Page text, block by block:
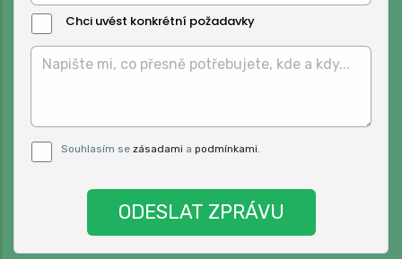
Chci uvést konkrétní požadavky
Zprávy:
Pro odeslání musite odsouhlasit naše
podmínky.
Souhlasím se zásadami a podmínkami.